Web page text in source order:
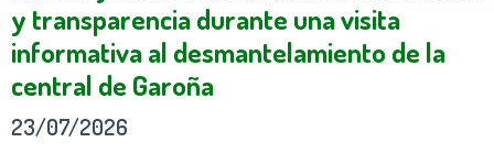
y transparencia durante una visita
informativa al desmantelamiento de la
central de Garoña
23/07/2026